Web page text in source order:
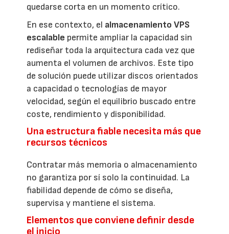
quedarse corta en un momento crítico.
En ese contexto, el almacenamiento VPS
escalable permite ampliar la capacidad sin
rediseñar toda la arquitectura cada vez que
aumenta el volumen de archivos. Este tipo
de solución puede utilizar discos orientados
a capacidad o tecnologías de mayor
velocidad, según el equilibrio buscado entre
coste, rendimiento y disponibilidad.
Una estructura fiable necesita más que
recursos técnicos
Contratar más memoria o almacenamiento
no garantiza por sí solo la continuidad. La
fiabilidad depende de cómo se diseña,
supervisa y mantiene el sistema.
Elementos que conviene definir desde
el inicio